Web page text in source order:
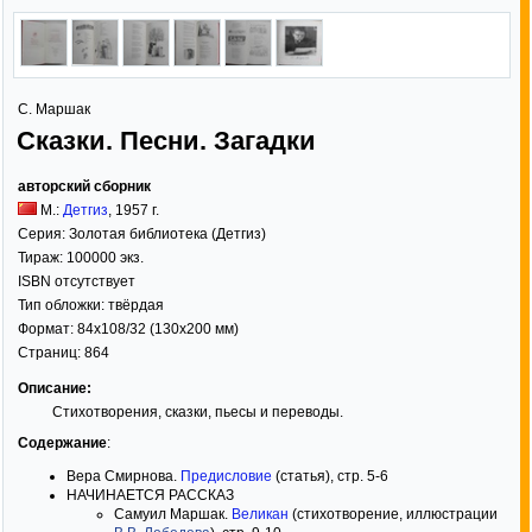
С. Маршак
Сказки. Песни. Загадки
авторский сборник
М.: Детгиз, 1957 г.
Серия: Золотая библиотека (Детгиз)
Тираж: 100000 экз.
ISBN отсутствует
Тип обложки: твёрдая
Формат: 84x108/32 (130x200 мм)
Страниц: 864
Описание:
Стихотворения, сказки, пьесы и переводы.
Содержание:
Вера Смирнова. Предисловие (статья), стр. 5-6
НАЧИНАЕТСЯ РАССКАЗ
Самуил Маршак. Великан (стихотворение, иллюстрации